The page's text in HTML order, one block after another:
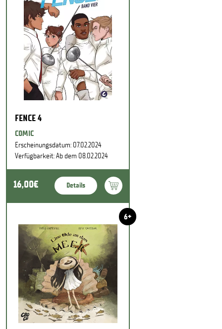
FENCE 4
COMIC
Erscheinungsdatum: 07.02.2024
Verfügbarkeit: Ab dem 08.02.2024
16,00€ Details
6+